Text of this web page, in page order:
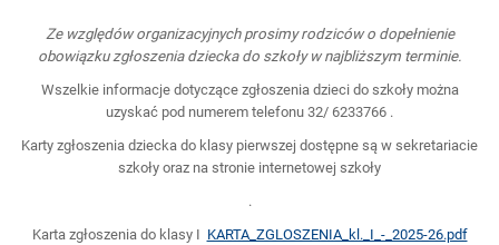
Ze względów organizacyjnych prosimy rodziców o dopełnienie
obowiązku zgłoszenia dziecka do szkoły w najbliższym terminie.
Wszelkie informacje dotyczące zgłoszenia dzieci do szkoły można
uzyskać pod numerem telefonu 32/ 6233766 .
Karty zgłoszenia dziecka do klasy pierwszej dostępne są w sekretariacie
szkoły oraz na stronie internetowej szkoły
.
Karta zgłoszenia do klasy I KARTA_ZGLOSZENIA_kl._I_-_2025-26.pdf